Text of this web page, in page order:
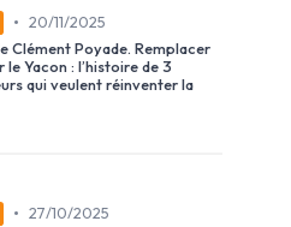
• 20/11/2025
Clément Poyade. Remplacer
le Yacon : l’histoire de 3
qui veulent réinventer la
• 27/10/2025